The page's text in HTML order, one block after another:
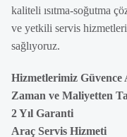
kaliteli ısıtma-soğutma
ve yetkili servis
sağlıyoruz.
Hizmetlerimiz Güvence
Zaman ve Maliyetten
2 Yıl Garanti
Araç Servis Hizmeti